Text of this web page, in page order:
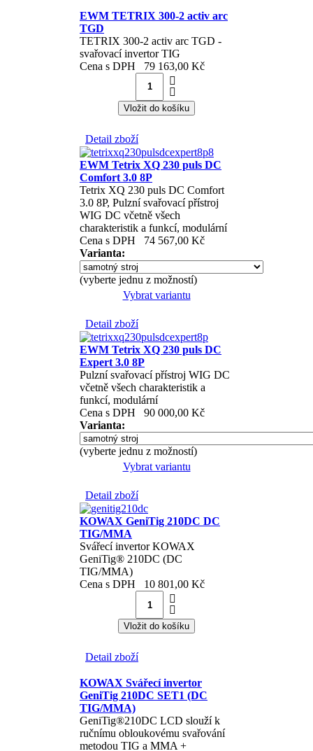
EWM TETRIX 300-2 activ arc
TGD
TETRIX 300-2 activ arc TGD -
svařovací invertor TIG
Cena s DPH
79 163,00 Kč
Detail zboží
EWM Tetrix XQ 230 puls DC
Comfort 3.0 8P
Tetrix XQ 230 puls DC Comfort
3.0 8P, Pulzní svařovací přístroj
WIG DC včetně všech
charakteristik a funkcí, modulární
Cena s DPH
74 567,00 Kč
Varianta:
(vyberte jednu z možností)
Vybrat variantu
Detail zboží
EWM Tetrix XQ 230 puls DC
Expert 3.0 8P
Pulzní svařovací přístroj WIG DC
včetně všech charakteristik a
funkcí, modulární
Cena s DPH
90 000,00 Kč
Varianta:
(vyberte jednu z možností)
Vybrat variantu
Detail zboží
KOWAX GeniTig 210DC DC
TIG/MMA
Svářecí invertor KOWAX
GeniTig® 210DC (DC
TIG/MMA)
Cena s DPH
10 801,00 Kč
Detail zboží
KOWAX Svářecí invertor
GeniTig 210DC SET1 (DC
TIG/MMA)
GeniTig®210DC LCD slouží k
ručnímu obloukovému svařování
metodou TIG a MMA +